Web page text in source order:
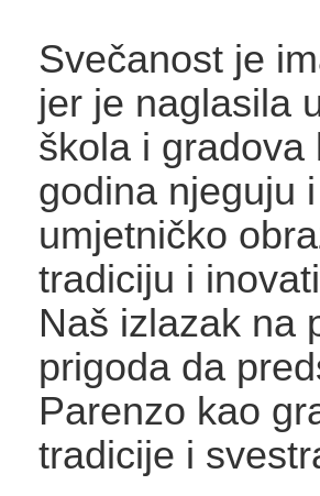
Svečanost je
jer je naglasila
škola i gradova
godina njeguju
umjetničko
tradiciju i
Naš izlazak na
prigoda da
Parenzo kao
tradicije i